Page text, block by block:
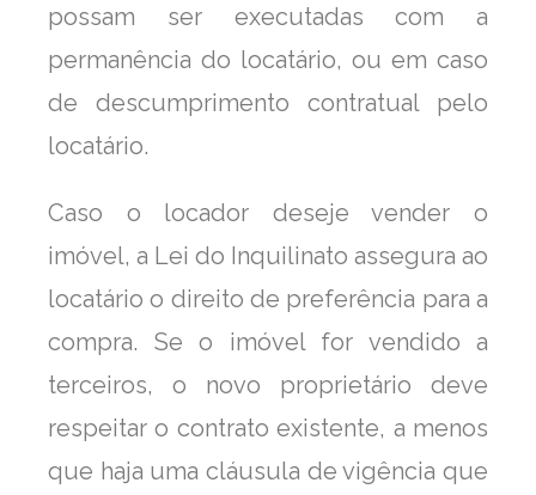
possam ser executadas com a
permanência do locatário, ou em caso
de descumprimento contratual pelo
locatário.
Caso o locador deseje vender o
imóvel, a Lei do Inquilinato assegura ao
locatário o direito de preferência para a
compra. Se o imóvel for vendido a
terceiros, o novo proprietário deve
respeitar o contrato existente, a menos
que haja uma cláusula de vigência que